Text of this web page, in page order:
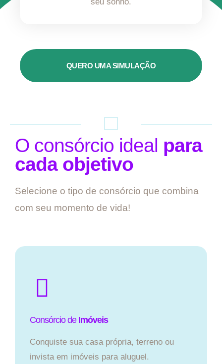
QUERO UMA SIMULAÇÃO
O consórcio ideal para
cada objetivo
Selecione o tipo de consórcio que combina
com seu momento de vida!
Consórcio de Imóveis
Conquiste sua casa própria, terreno ou
invista em imóveis para aluguel.